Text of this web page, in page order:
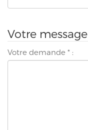
Votre message
Votre demande * :